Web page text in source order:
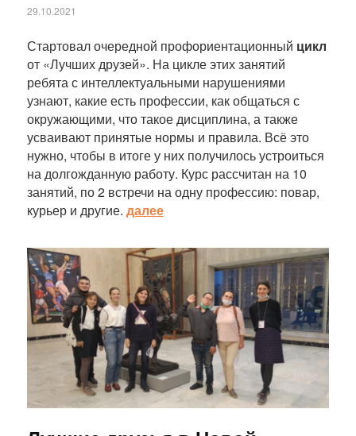
29.10.2021
Стартовал очередной профориентационный цикл
от «Лучших друзей». На цикле этих занятий
ребята с интеллектуальными нарушениями
узнают, какие есть профессии, как общаться с
окружающими, что такое дисциплина, а также
усваивают принятые нормы и правила. Всё это
нужно, чтобы в итоге у них получилось устроиться
на долгожданную работу. Курс рассчитан на 10
занятий, по 2 встречи на одну профессию: повар,
курьер и другие. далее
Статья